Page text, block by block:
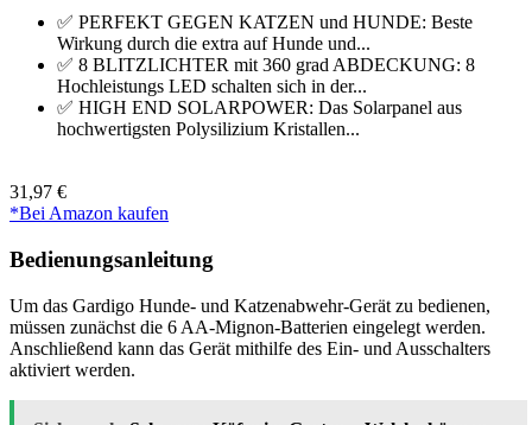
✅ PERFEKT GEGEN KATZEN und HUNDE: Beste
Wirkung durch die extra auf Hunde und...
✅ 8 BLITZLICHTER mit 360 grad ABDECKUNG: 8
Hochleistungs LED schalten sich in der...
✅ HIGH END SOLARPOWER: Das Solarpanel aus
hochwertigsten Polysilizium Kristallen...
31,97 €
*Bei Amazon kaufen
Bedienungsanleitung
Um das Gardigo Hunde- und Katzenabwehr-Gerät zu bedienen,
müssen zunächst die 6 AA-Mignon-Batterien eingelegt werden.
Anschließend kann das Gerät mithilfe des Ein- und Ausschalters
aktiviert werden.